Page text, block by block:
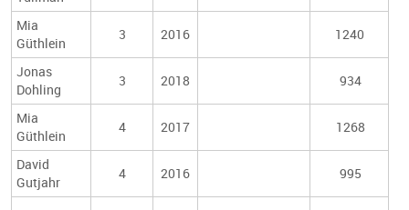
Mia
Güthlein
3 2016 1240
Jonas
Dohling
3 2018 934
Mia
Güthlein
4 2017 1268
David
Gutjahr
4 2016 995